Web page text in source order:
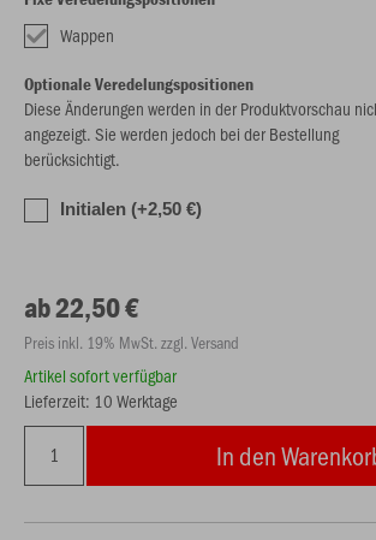
Wappen
Optionale Veredelungspositionen
Diese Änderungen werden in der Produktvorschau
angezeigt. Sie werden jedoch bei der Bestellung
berücksichtigt.
Initialen (+2,50 €)
ab 22,50 €
Preis inkl. 19% MwSt. zzgl. Versand
Artikel sofort verfügbar
Lieferzeit: 10 Werktage
In den